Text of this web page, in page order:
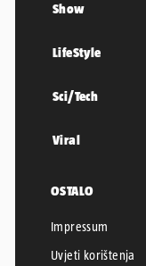
Show
LifeStyle
Sci/Tech
Viral
OSTALO
Impressum
Uvjeti korištenja